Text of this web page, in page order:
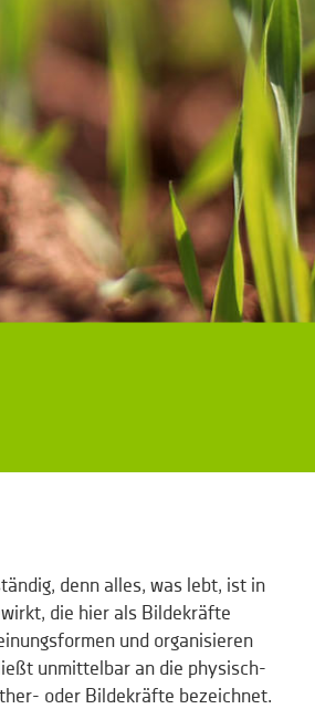
denn alles, was lebt, ist in
die hier als Bildekräfte
und organisieren
unmittelbar an die physisch-
oder Bildekräfte bezeichnet.